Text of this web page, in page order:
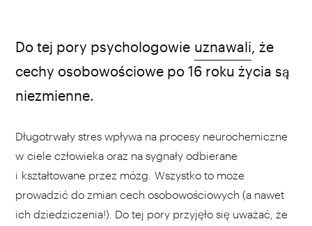
Do tej pory psychologowie uznawali, że
cechy osobowościowe po 16 roku życia są
niezmienne.
Długotrwały stres wpływa na procesy neurochemiczne
w ciele człowieka oraz na sygnały odbierane
i kształtowane przez mózg. Wszystko to może
prowadzić do zmian cech osobowościowych (a nawet
ich dziedziczenia!). Do tej pory przyjęło się uważać, że